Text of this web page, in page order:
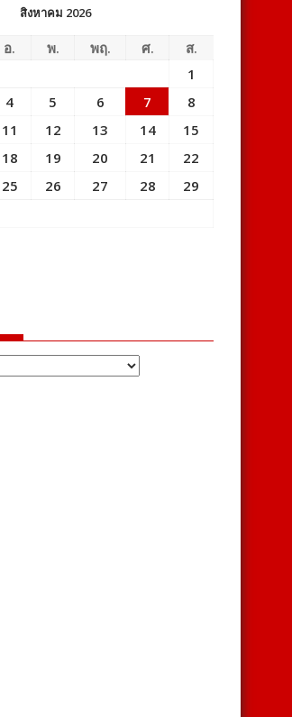
สิงหาคม 2026
อ. พ. พฤ. ศ.
ส.
1
4 5 6 7
8
11 12 13 14
15
18 19 20 21
22
25 26 27 28
29